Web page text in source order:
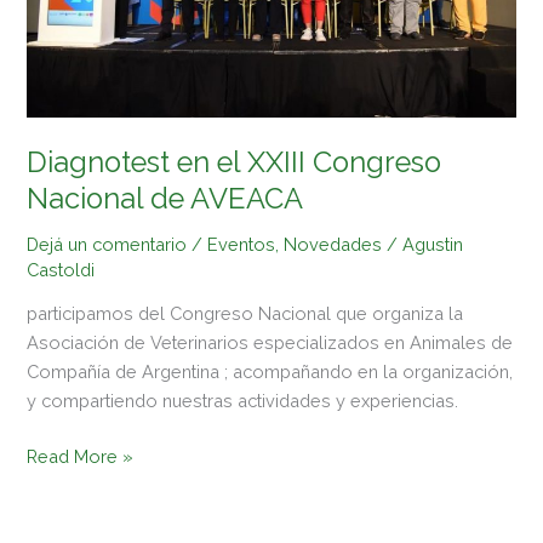
Diagnotest en el XXIII Congreso
Nacional de AVEACA
Dejá un comentario / Eventos Novedades /Agustin
Castoldi
participamos del Congreso Nacional que organiza la
Asociación de Veterinarios especializados en Animales de
Compañía de Argentina ; acompañando en la organización,
y compartiendo nuestras actividades y experiencias.
AVEACA
Read More »